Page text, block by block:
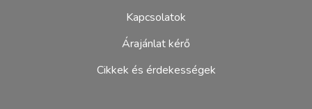
Kapcsolatok
Árajánlat kérő
Cikkek és érdekességek